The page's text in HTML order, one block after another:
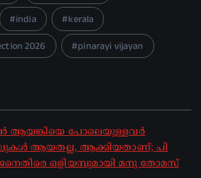
india
kerala
2026
pinarayi vijayan
പോലെയുള്ളവർ
ആയതല്ല, ആക്കിയതാണ്; പി
ഒളിയമ്പുമായി മനു തോമസ്